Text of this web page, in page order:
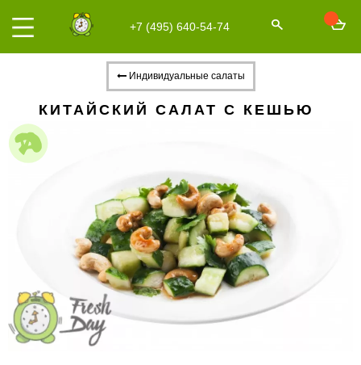
+7 (495) 640-54-74
Индивидуальные салаты
КИТАЙСКИЙ САЛАТ С КЕШЬЮ